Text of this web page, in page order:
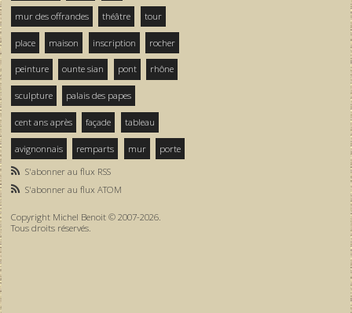
mur des offrandes théâtre tour
place maison inscription rocher
peinture ounte sian pont rhône
sculpture palais des papes
cent ans après façade tableau
avignonnais remparts mur
porte
S'abonner au flux RSS
S'abonner au flux ATOM
Copyright Michel Benoit © 2007-2026.
Tous droits réservés.